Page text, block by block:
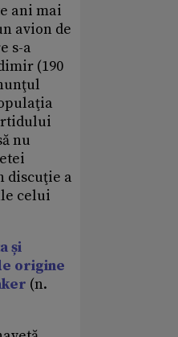
ani mai
avion de
s-a
(190
nu
discuţie a
celui
și
origine
(n.